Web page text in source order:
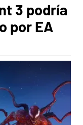
3 podría
por EA